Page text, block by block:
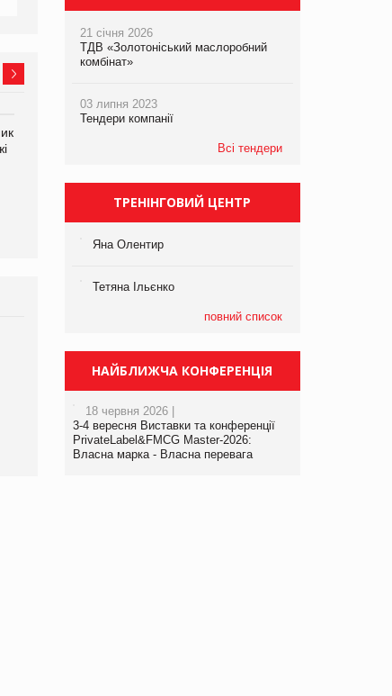
виробництва
компанії «УкраМарин»
Брагина Людмила
Просування компанії на
www.trademaster.ua.
правила. Особливості.
21 січня 2026
ТДВ «Золотоніський маслоробний
комбінат»
03 липня 2023
Тендери компанії
Всі тендери
ТРЕНІНГОВИЙ ЦЕНТР
Яна Олентир
Тетяна Ільєнко
повний список
НАЙБЛИЖЧА КОНФЕРЕНЦІЯ
18 червня 2026 |
3-4 вересня Виставки та конференції
PrivateLabel&FMCG Master-2026:
Власна марка - Власна перевага